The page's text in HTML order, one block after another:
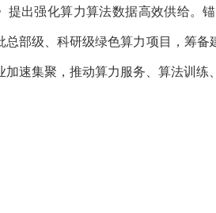
出强化算力算法数据高效供给。锚
总部级、科研级绿色算力项目，筹
加速集聚，推动算力服务、算法训